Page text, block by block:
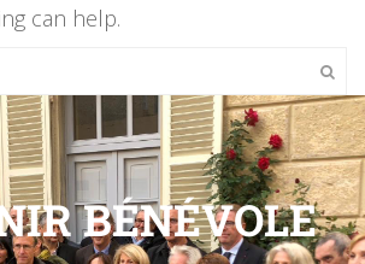
can help.
BÉNÉVOLE